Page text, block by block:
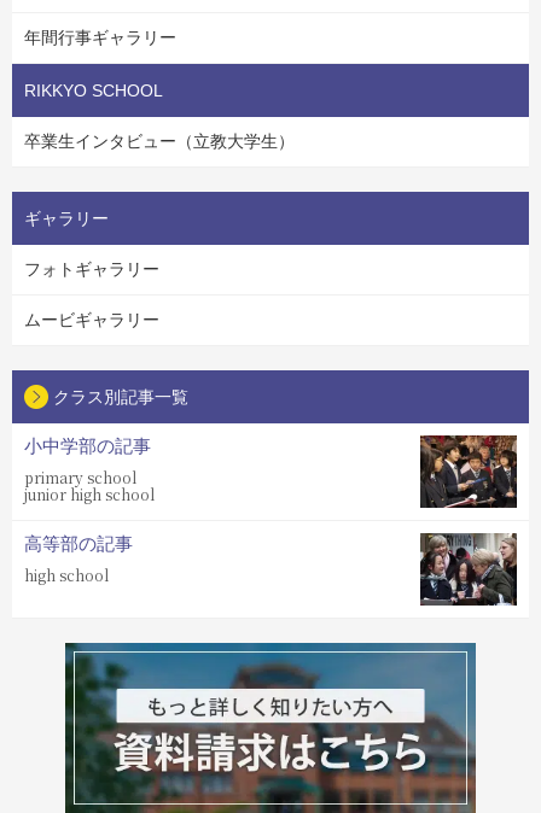
年間行事ギャラリー
RIKKYO SCHOOL
卒業生インタビュー（立教大学生）
ギャラリー
フォトギャラリー
ムービギャラリー
クラス別記事一覧
小中学部の記事
primary school
junior high school
高等部の記事
high school